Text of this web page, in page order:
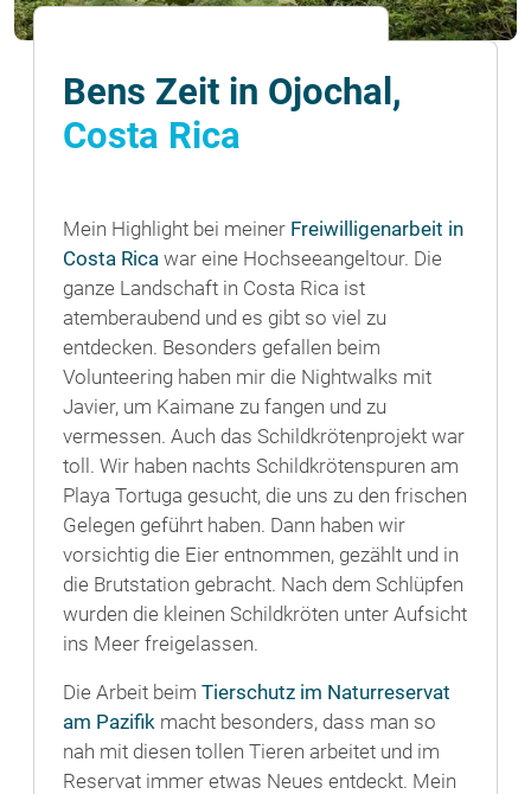
Bens Zeit in Ojochal,
Costa Rica
Mein Highlight bei meiner Freiwilligenarbeit in
Costa Rica war eine Hochseeangeltour. Die
ganze Landschaft in Costa Rica ist
atemberaubend und es gibt so viel zu
entdecken. Besonders gefallen beim
Volunteering haben mir die Nightwalks mit
Javier, um Kaimane zu fangen und zu
vermessen. Auch das Schildkrötenprojekt war
toll. Wir haben nachts Schildkrötenspuren am
Playa Tortuga gesucht, die uns zu den frischen
Gelegen geführt haben. Dann haben wir
vorsichtig die Eier entnommen, gezählt und in
die Brutstation gebracht. Nach dem Schlüpfen
wurden die kleinen Schildkröten unter Aufsicht
ins Meer freigelassen.
Die Arbeit beim Tierschutz im Naturreservat
am Pazifik macht besonders, dass man so
nah mit diesen tollen Tieren arbeitet und im
Reservat immer etwas Neues entdeckt. Mein